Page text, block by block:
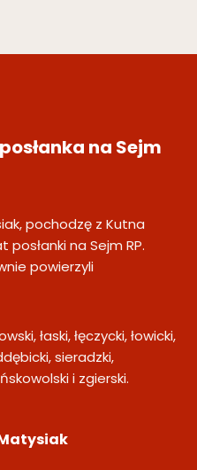
na Sejm
pochodzę z Kutna
posłanki na Sejm RP.
powierzyli
łaski, łęczycki, łowicki,
sieradzki,
i zgierski.